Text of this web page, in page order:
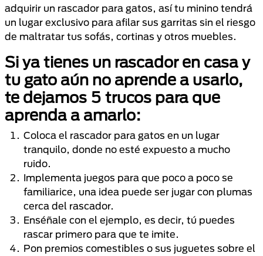
adquirir un rascador para gatos, así tu minino tendrá
un lugar exclusivo para afilar sus garritas sin el riesgo
de maltratar tus sofás, cortinas y otros muebles.
Si ya tienes un rascador en casa y
tu gato aún no aprende a usarlo,
te dejamos 5 trucos para que
aprenda a amarlo:
Coloca el rascador para gatos en un lugar
tranquilo, donde no esté expuesto a mucho
ruido.
Implementa juegos para que poco a poco se
familiarice, una idea puede ser jugar con plumas
cerca del rascador.
Enséñale con el ejemplo, es decir, tú puedes
rascar primero para que te imite.
Pon premios comestibles o sus juguetes sobre el